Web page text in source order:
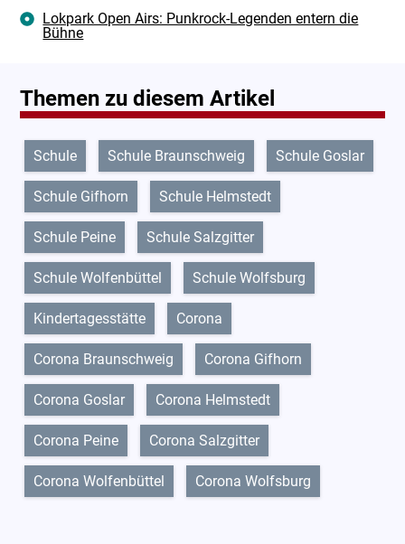
Lokpark Open Airs: Punkrock-Legenden entern die
Bühne
Themen zu diesem Artikel
Schule Schule Braunschweig Schule Goslar
Schule Gifhorn Schule Helmstedt
Schule Peine Schule Salzgitter
Schule Wolfenbüttel Schule Wolfsburg
Kindertagesstätte Corona
Corona Braunschweig Corona Gifhorn
Corona Goslar Corona Helmstedt
Corona Peine Corona Salzgitter
Corona Wolfenbüttel Corona Wolfsburg